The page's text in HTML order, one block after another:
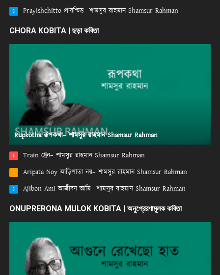
3 Prayishchitto প্রায়শ্চিত্ত– শামসুর রাহমান Shamsur Rahman
CHORA KOBITA | ছড়া কবিতা
Rupkotha রূপকথা– শামসুর রাহমান Shamsur Rahman
1 Train ট্রেন– শামসুর রাহমান Shamsur Rahman
2 Aripata Noy আড়িপাতা নয়– শামসুর রাহমান Shamsur Rahman
3 Ajibon Ami আজীবন আমি– শামসুর রাহমান Shamsur Rahman
ONUPRERONA MULOK KOBITA | অনুপ্রেরণামূলক কবিতা